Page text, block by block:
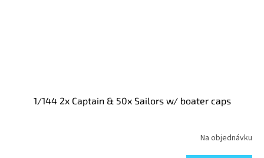
1/144 2x Captain & 50x Sailors w/ boater caps
Na objednávku